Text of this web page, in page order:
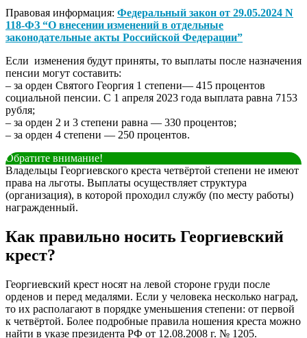
Правовая информация: Федеральный закон от 29.05.2024 N
118-ФЗ “О внесении изменений в отдельные
законодательные акты Российской Федерации”
Если изменения будут приняты, то выплаты после назначения
пенсии могут составить:
– за орден Святого Георгия 1 степени— 415 процентов
социальной пенсии. С 1 апреля 2023 года выплата равна 7153
рубля;
– за орден 2 и 3 степени равна — 330 процентов;
– за орден 4 степени — 250 процентов.
Обратите внимание!
Владельцы Георгиевского креста четвёртой степени не имеют
права на льготы. Выплаты осуществляет структура
(организация), в которой проходил службу (по месту работы)
награжденный.
Как правильно носить Георгиевский
крест?
Георгиевский крест носят на левой стороне груди после
орденов и перед медалями. Если у человека несколько наград,
то их располагают в порядке уменьшения степени: от первой
к четвёртой. Более подробные правила ношения креста можно
найти в указе президента РФ от 12.08.2008 г. № 1205.